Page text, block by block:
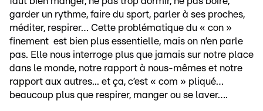
garder un rythme, faire du sport, parler à ses proches,
méditer, respirer… Cette problématique du « con »
finement est bien plus essentielle, mais on n’en parle
pas. Elle nous interroge plus que jamais sur notre place
dans le monde, notre rapport à nous-mêmes et notre
rapport aux autres... et ça, c’est « com » pliqué…
beaucoup plus que respirer, manger ou se laver….